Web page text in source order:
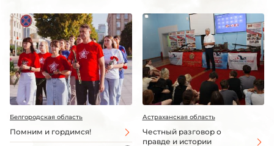
Белгородская область
Помним и гордимся!
Астраханская область
Честный разговор о
правде и истории